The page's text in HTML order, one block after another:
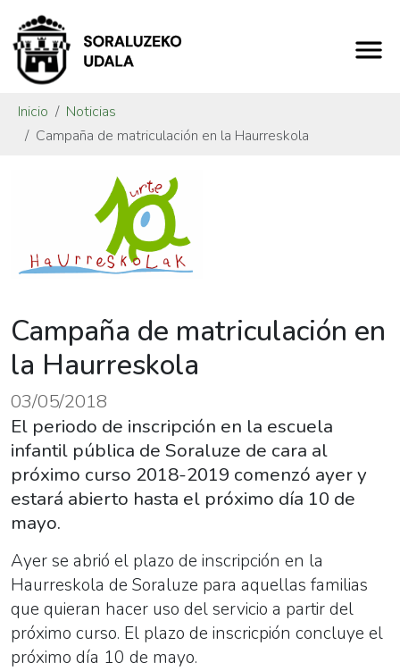
Inicio
Noticias
Campaña de matriculación en la Haurreskola
Campaña de matriculación en
la Haurreskola
03/05/2018
El periodo de inscripción en la escuela
infantil pública de Soraluze de cara al
próximo curso 2018-2019 comenzó ayer y
estará abierto hasta el próximo día 10 de
mayo.
Ayer se abrió el plazo de inscripción en la
Haurreskola de Soraluze para aquellas familias
que quieran hacer uso del servicio a partir del
próximo curso. El plazo de inscricpión concluye el
próximo día 10 de mayo.